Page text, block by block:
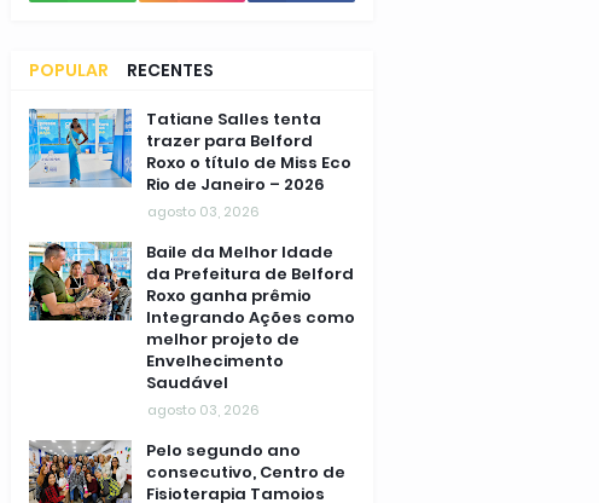
POPULAR
RECENTES
COMENTÁRIOSTatiane Salles tenta
trazer para Belford
Roxo o título de Miss Eco
Rio de Janeiro – 2026
agosto 03, 2026
Baile da Melhor Idade
da Prefeitura de Belford
Roxo ganha prêmio
Integrando Ações como
melhor projeto de
Envelhecimento
Saudável
agosto 03, 2026
Pelo segundo ano
consecutivo, Centro de
Fisioterapia Tamoios